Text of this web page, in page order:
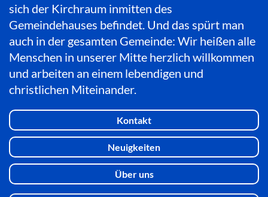
sich der Kirchraum inmitten des
Gemeindehauses befindet. Und das spürt man
auch in der gesamten Gemeinde: Wir heißen alle
Menschen in unserer Mitte herzlich willkommen
und arbeiten an einem lebendigen und
christlichen Miteinander.
Kontakt
Neuigkeiten
Über uns